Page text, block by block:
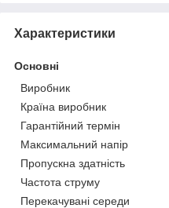
Характеристики
Основні
Виробник
Країна виробник
Гарантійний термін
Максимальний напір
Пропускна здатність
Частота струму
Перекачувані середи